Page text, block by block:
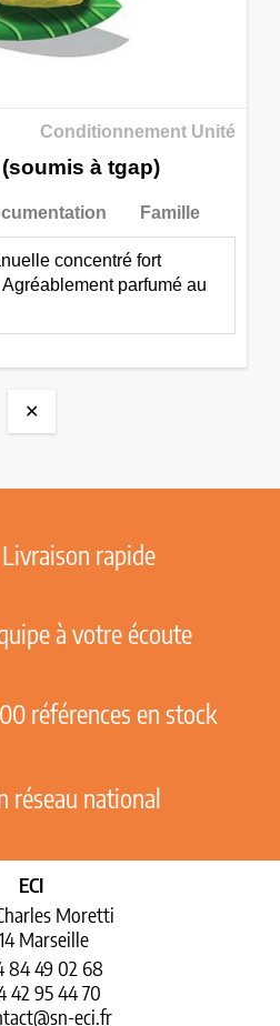
Conditionnement Unité
à tgap)
concentré fort
parfumé au
Famille
✕
Livraison rapide
à votre écoute
références en stock
réseau national
ECI
Moretti
Marseille
84 49 02 68
42 95 44 70
eci.fr